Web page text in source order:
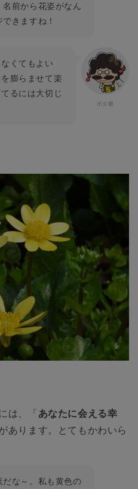
名前から花姿がなん
きますね！
くてもよい
膨らませて楽
るには大切じ
は、「 あなたに会える幸
あります。とてもかわいら
だな～。私も黄色の